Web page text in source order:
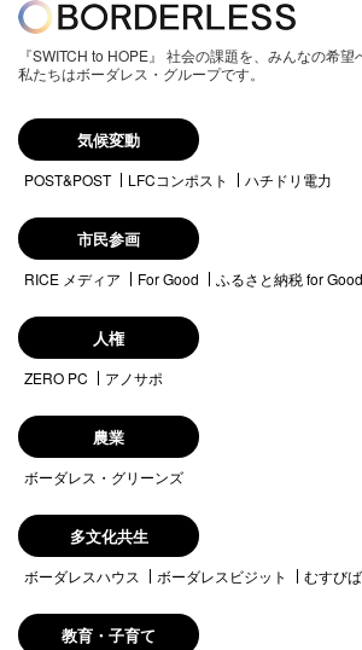
『SWITCH to HOPE』 社会の課題を、みんなの希望
私たちはボーダレス・グループです。
気候変動
POST&POST LFCコンポスト ハチドリ電力
市民参画
RICE メディア For Good ふるさと納税 for Good
人権
ZERO PC アノサポ
農業
ボーダレス・グリーンズ
多文化共生
ボーダレスハウス ボーダレスビジット むすびば
教育・子育て